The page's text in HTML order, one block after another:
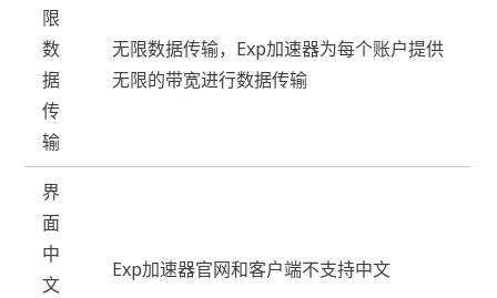
限
数
据
传
输
无限数据传输，Exp加速器为每个账户提供
无限的带宽进行数据传输
界
面
中
文
Exp加速器官网和客户端不支持中文